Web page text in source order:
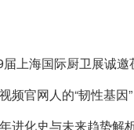
上海国际厨卫展诚邀
频官网人的“韧性基因”
年进化史与未来趋势解